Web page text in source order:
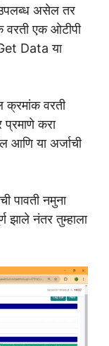
उपलब्ध असेल तर
वरती एक ओटीपी
Data या
क्रमांक वरती
करा
आणि या अर्जाची
पावती नमुना
झाले नंतर तुम्हाला